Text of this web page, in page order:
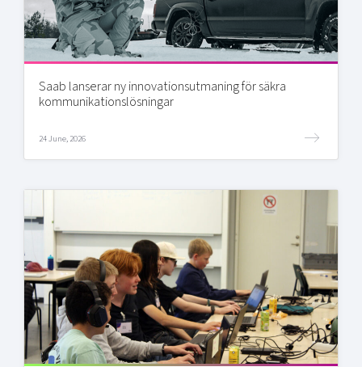
Saab lanserar ny innovationsutmaning för säkra
kommunikationslösningar
24 June, 2026